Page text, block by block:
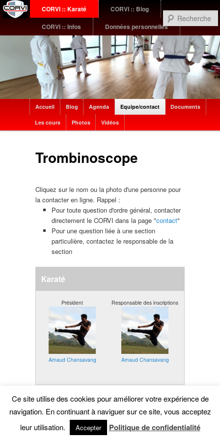
Menu
principal
Aller
contenu
principal
Aller
contenu
secondaire
CORVI :: Karaté
CORVI :: Blog
CORVI :: Infos
Données personnelles
Accueil Blog Agenda Equipe/contact Documents
Les cours Photos Vidéos
Trombinoscope
Cliquez sur le nom ou la photo d'une personne pour
la contacter en ligne. Rappel :
Pour toute question d'ordre général, contacter
directement le CORVI dans la page "contact"
Pour une question liée à une section
particulière, contactez le responsable de la
section
Karaté
Président
Arnaud Chansavang
Responsable des inscriptions
Arnaud Chansavang
Ce site utilise des cookies pour améliorer votre expérience de
navigation. En continuant à naviguer sur ce site, vous acceptez
leur utilisation.
Accepter Politique de confidentialité